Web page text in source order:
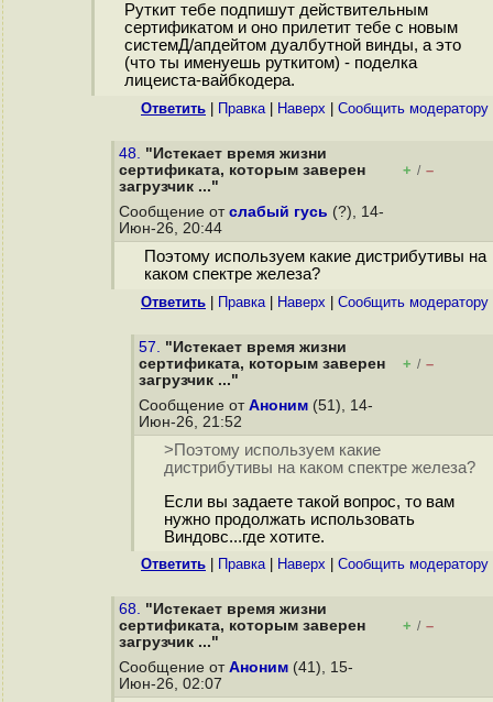
Руткит тебе подпишут действительным
сертификатом и оно прилетит тебе с новым
системД/апдейтом дуалбутной винды, а это
(что ты именуешь руткитом) - поделка
лицеиста-вайбкодера.
Ответить Правка| Наверх Cообщить модератору
48. "Истекает время жизни
сертификата, которым заверен
загрузчик ..."
+ / –
Сообщение от слабый гусь (?), 14-
Июн-26, 20:44
Поэтому используем какие дистрибутивы на
каком спектре железа?
Ответить Правка| Наверх Cообщить модератору
57. "Истекает время жизни
сертификата, которым заверен
загрузчик ..."
+ / –
Сообщение от Аноним (51), 14-
Июн-26, 21:52
>Поэтому используем какие
дистрибутивы на каком спектре железа?
Если вы задаете такой вопрос, то вам
нужно продолжать использовать
Виндовс...где хотите.
Ответить Правка| Наверх Cообщить модератору
68. "Истекает время жизни
сертификата, которым заверен
загрузчик ..."
+ / –
Сообщение от Аноним (41), 15-
Июн-26, 02:07